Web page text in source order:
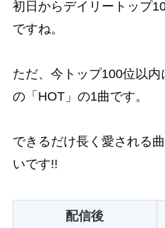
初日からデイリートップ
ですね。
ただ、今トップ100位以
の「HOT」の1曲です。
できるだけ長く愛される
いです!!
配信後